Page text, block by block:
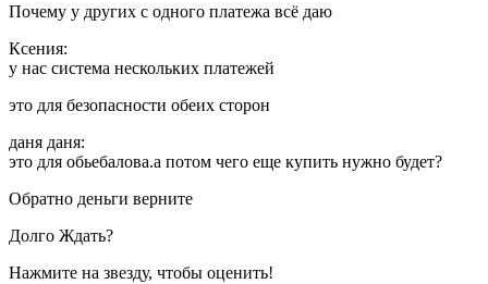
Почему у других с одного платежа всё даю
Ксения:
у нас система нескольких платежей
это для безопасности обеих сторон
даня даня:
это для обьебалова.а потом чего еще купить нужно будет?
Обратно деньги верните
Долго Ждать?
Нажмите на звезду, чтобы оценить!